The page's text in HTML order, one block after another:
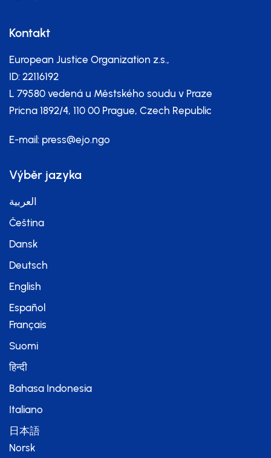
Kontakt
European Justice Organization z.s.,
ID: 22116192
L 79580 vedená u Městského soudu v Praze
Pricna 1892/4, 110 00 Prague, Czech Republic
E-mail: press@ejo.ngo
Výběr jazyka
العربية
Čeština
Dansk
Deutsch
English
Español
Français
Suomi
हिन्दी
Bahasa Indonesia
Italiano
日本語
Norsk